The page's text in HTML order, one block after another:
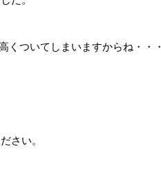
ついてしまいますからね・・・
さい。